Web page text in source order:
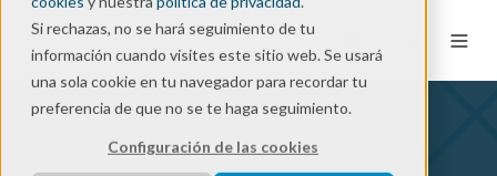
Si rechazas, no se hará seguimiento de tu
información cuando visites este sitio web. Se usará
una sola cookie en tu navegador para recordar tu
preferencia de que no se te haga seguimiento.
Configuración de las cookies
Soluciones de telecomunicaciones